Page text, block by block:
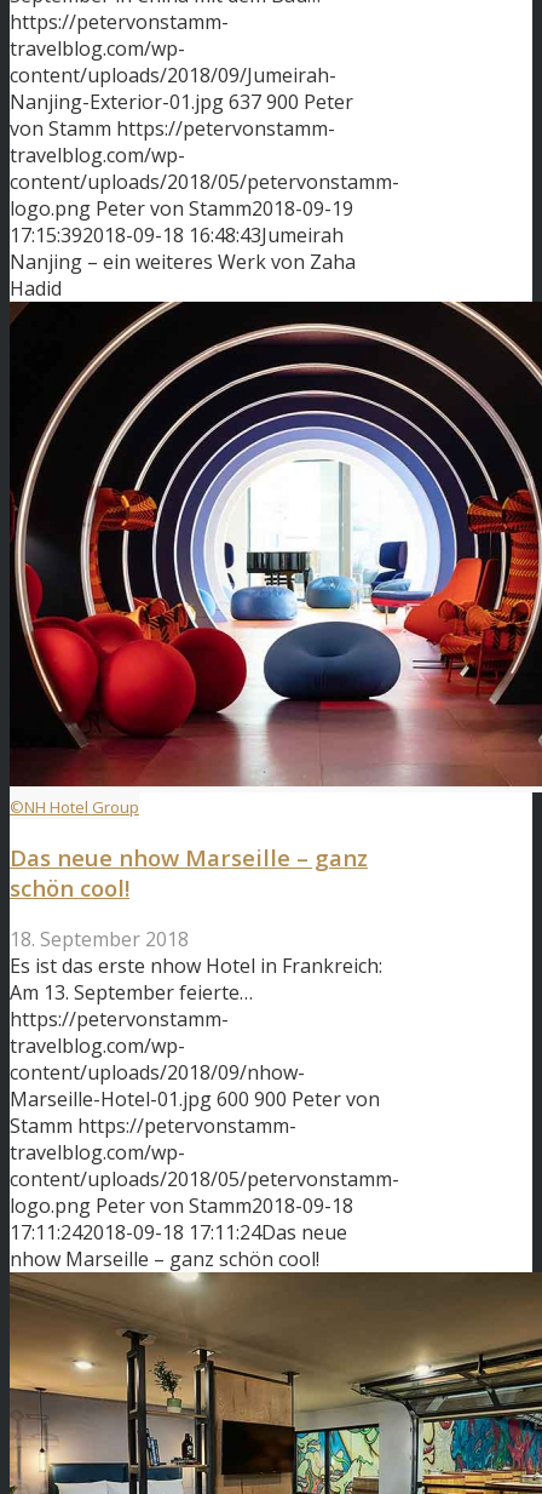
https://petervonstamm-
travelblog.com/wp-
content/uploads/2018/09/Jumeirah-
Nanjing-Exterior-01.jpg637900 Peter
von Stamm https://petervonstamm-
travelblog.com/wp-
content/uploads/2018/05/petervonstamm-
logo.png Peter von Stamm2018-09-19
17:15:392018-09-18 16:48:43Jumeirah
Nanjing – ein weiteres Werk von Zaha
Hadid
©NH Hotel Group
Das neue nhow Marseille – ganz
schön cool!
18. September 2018
Es ist das erste nhow Hotel in Frankreich:
Am 13. September feierte…
https://petervonstamm-
travelblog.com/wp-
content/uploads/2018/09/nhow-
Marseille-Hotel-01.jpg600 900 Peter von
Stamm https://petervonstamm-
travelblog.com/wp-
content/uploads/2018/05/petervonstamm-
logo.png Peter von Stamm2018-09-18
17:11:242018-09-18 17:11:24Das neue
nhow Marseille – ganz schön cool!